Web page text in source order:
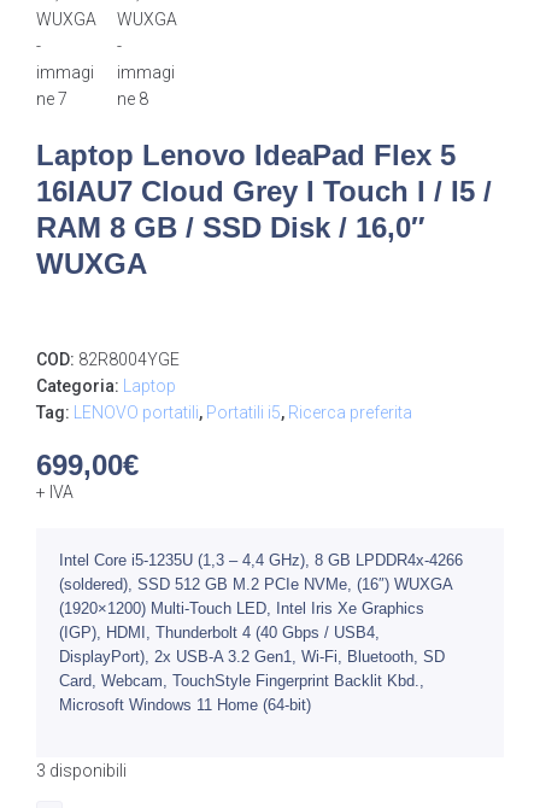
Laptop Lenovo IdeaPad Flex 5
16IAU7 Cloud Grey I Touch I / I5 /
RAM 8 GB / SSD Disk / 16,0″
WUXGA
COD: 82R8004YGE
Categoria:
Laptop
Tag:
LENOVO portatili, Portatili i5, Ricerca preferita
699,00€
+ IVA
Intel Core i5-1235U (1,3 – 4,4 GHz), 8 GB LPDDR4x-4266
(soldered), SSD 512 GB M.2 PCIe NVMe, (16″) WUXGA
(1920×1200) Multi-Touch LED, Intel Iris Xe Graphics
(IGP), HDMI, Thunderbolt 4 (40 Gbps / USB4,
DisplayPort), 2x USB-A 3.2 Gen1, Wi-Fi, Bluetooth, SD
Card, Webcam, TouchStyle Fingerprint Backlit Kbd.,
Microsoft Windows 11 Home (64-bit)
3 disponibili